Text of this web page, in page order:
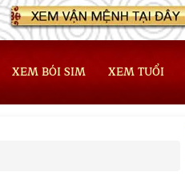
XEM BÓI SIM XEM TUỔI